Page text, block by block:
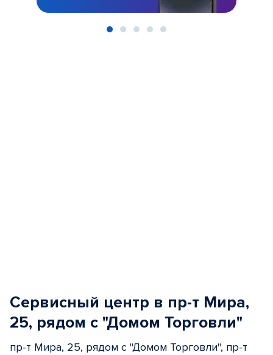
Сервисный центр в пр-т Мира,
25, рядом с "Домом Торговли"
пр-т Мира, 25, рядом с "Домом Торговли", пр-т